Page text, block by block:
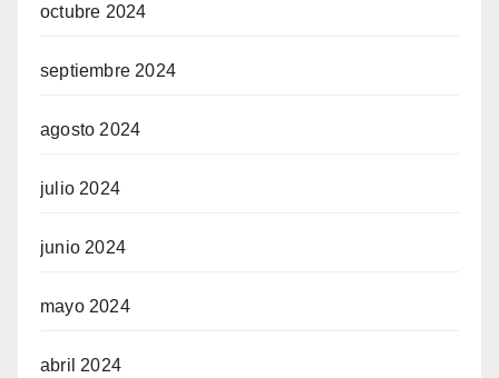
octubre 2024
septiembre 2024
agosto 2024
julio 2024
junio 2024
mayo 2024
abril 2024